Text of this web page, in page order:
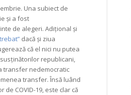
Una subiect de
și a fost
de alegeri. Adițional și
dacă și ziua
că el nici nu putea
republicani,
transfer nedemocratic
transfer. Însă luând
COVID-19, este clar că